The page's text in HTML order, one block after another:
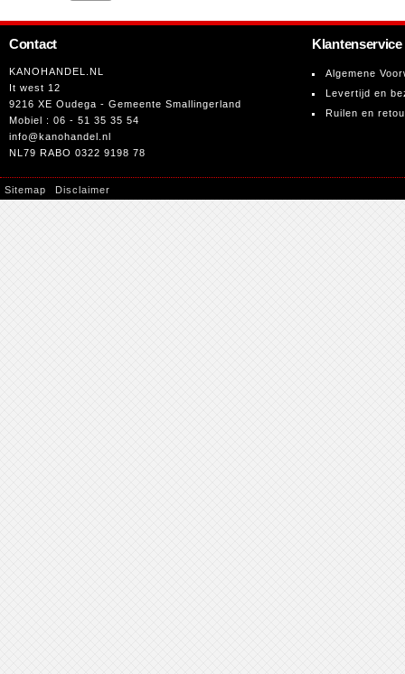
Contact
KANOHANDEL.NL
It west 12
9216 XE Oudega - Gemeente Smallingerland
Mobiel : 06 - 51 35 35 54
info@kanohandel.nl
NL79 RABO 0322 9198 78
Klantenservice
Algemene
Levertijd en
Ruilen en
Sitemap Disclaimer